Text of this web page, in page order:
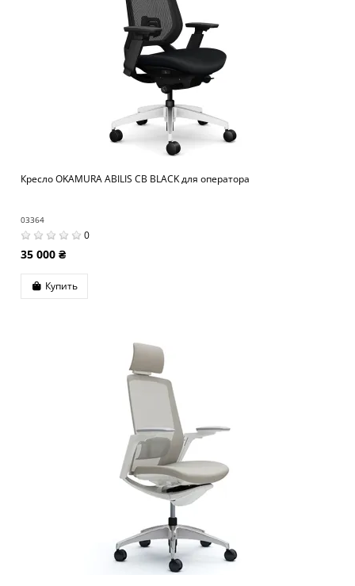
Кресло OKAMURA ABILIS CB BLACK для оператора
03364
0
35 000 ₴
Купить